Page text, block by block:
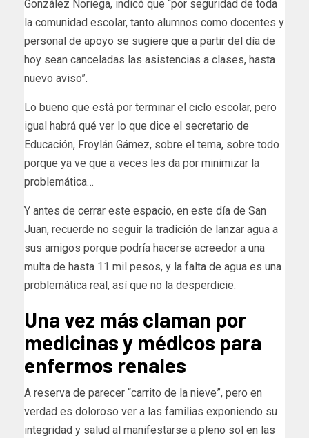
González Noriega, indicó que “por seguridad de toda
la comunidad escolar, tanto alumnos como docentes y
personal de apoyo se sugiere que a partir del día de
hoy sean canceladas las asistencias a clases, hasta
nuevo aviso”.
Lo bueno que está por terminar el ciclo escolar, pero
igual habrá qué ver lo que dice el secretario de
Educación, Froylán Gámez, sobre el tema, sobre todo
porque ya ve que a veces les da por minimizar la
problemática…
Y antes de cerrar este espacio, en este día de San
Juan, recuerde no seguir la tradición de lanzar agua a
sus amigos porque podría hacerse acreedor a una
multa de hasta 11 mil pesos, y la falta de agua es una
problemática real, así que no la desperdicie.
Una vez más claman por
medicinas y médicos para
enfermos renales
A reserva de parecer “carrito de la nieve”, pero en
verdad es doloroso ver a las familias exponiendo su
integridad y salud al manifestarse a pleno sol en las